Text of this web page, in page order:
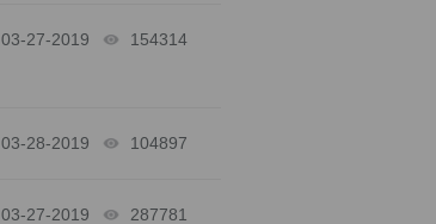
03-27-2019 154314
03-28-2019 104897
03-27-2019 287781